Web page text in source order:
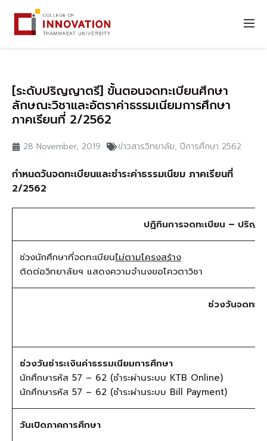
[ระดับปริญญาตรี] ขั้นตอนจดทะเบียนศึกษา
ลักษณะวิชาและอัตราค่าธรรมเนียมการศึกษา
ภาคเรียนที่ 2/2562
28 November, 2019 ข่าวสารวิทยาลัย, ปีการศึกษา 2562
กำหนดวันจดทะเบียนและชำระค่าธรรมเนียม ภาคเรียนที่
2/2562
ปฏิทินการจดทะเบียน – ปริญ
ช่วงนักศึกษาที่จดทะเบียนไม่ตามโครงสร้าง
ติดต่อวิทยาลัยฯ แสดงความจำนงขอโควตาวิชา
ช่วงวันจดทะ
ช่วงวันชำระเงินค่าธรรมเนียมการศึกษา
นักศึกษารหัส 57 – 62 (ชำระผ่านระบบ KTB Online)
นักศึกษารหัส 57 – 62 (ชำระผ่านระบบ Bill Payment)
วันเปิดภาคการศึกษา